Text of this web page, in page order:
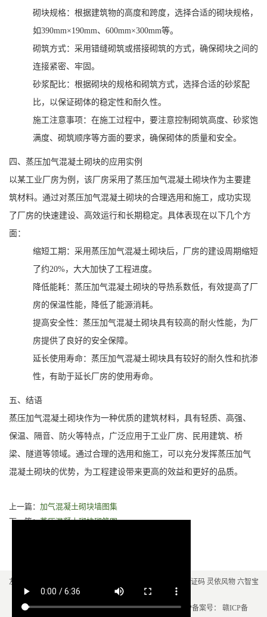
砌块规格：根据建筑物的高度和跨度，选择合适的砌块规格，
如390mm×190mm、600mm×300mm等。
砌筑方式：采用错缝砌筑或搭接砌筑的方式，确保砌块之间的
连接紧密、牢固。
砂浆配比：根据砌块的规格和砌筑方式，选择合适的砂浆配
比，以保证砌体的稳定性和耐久性。
施工注意事项：在施工过程中，要注意控制砌筑高度、砂浆饱
满度、砌筑顺序等方面的要求，确保砌体的质量和安全。
四、蒸压加气混凝土砌块的应用实例
以某工业厂房为例，该厂房采用了蒸压加气混凝土砌块作为主要建
筑材料。通过对蒸压加气混凝土砌块的合理选用和施工，成功实现
了厂房的快速建设、高效运行和长期稳定。具体表现在以下几个方
面：
缩短工期：采用蒸压加气混凝土砌块后，厂房的建设周期缩短
了约20%，大大加快了工程进度。
降低能耗：蒸压加气混凝土砌块的导热系数低，有效提高了厂
房的保温性能，降低了能源消耗。
提高安全性：蒸压加气混凝土砌块具有较高的耐火性能，为厂
房提供了良好的安全保障。
延长使用寿命：蒸压加气混凝土砌块具有较好的耐久性和抗渗
性，有助于延长厂房的使用寿命。
五、结语
蒸压加气混凝土砌块作为一种优质的建筑材料，具有轻质、高强、
保温、隔音、防火等特点，广泛应用于工业厂房、民用建筑、桥
梁、隧道等领域。通过合理的选用和施工，可以充分发挥蒸压加气
混凝土砌块的优势，为工程建设带来更高的效益和更好的品质。
上一篇： 加气混凝土砌块墙图集
下一篇：蒸压混凝土砌块砌筑图
友情链接： 短信验证码 灵依风物 六智宝
塑木地板厂家
自建房设计公司
Copyright © 2021-2025 古景建材 All Rights Reserved. ICP备案号： 赣ICP备